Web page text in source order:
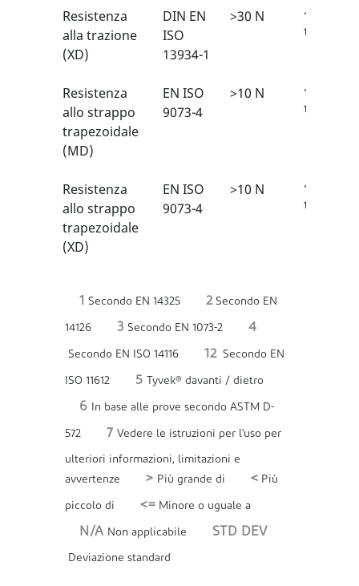
Resistenza
alla trazione
(XD)
DIN EN
ISO
13934-1
>30 N 1/6
1
Resistenza
allo strappo
trapezoidale
(MD)
EN ISO
9073-4
>10 N 1/6
1
Resistenza
allo strappo
trapezoidale
(XD)
EN ISO
9073-4
>10 N 1/6
1
1 Secondo EN 14325 2Secondo EN
14126 3 Secondo EN 1073-2 4
Secondo EN ISO 14116 12Secondo EN
ISO 11612 5 Tyvek® davanti / dietro
6 In base alle prove secondo ASTM D-
572 7 Vedere le istruzioni per l'uso per
ulteriori informazioni, limitazioni e
avvertenze
> Più grande di < Più
piccolo di <= Minore o uguale a
N/A Non applicabile STD DEV
Deviazione standard